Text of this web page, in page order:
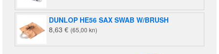
DUNLOP HE56 SAX SWAB W/BRUSH
8,63 € (65,00 kn)